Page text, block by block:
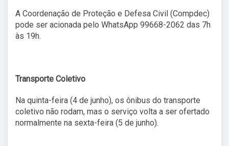
A Coordenação de Proteção e Defesa Civil (Compdec)
pode ser acionada pelo WhatsApp 99668-2062 das 7h
às 19h.
Transporte Coletivo
Na quinta-feira (4 de junho), os ônibus do transporte
coletivo não rodam, mas o serviço volta a ser ofertado
normalmente na sexta-feira (5 de junho).